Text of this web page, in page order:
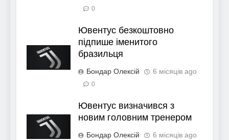
0
Ювентус безкоштовно
підпише іменитого
бразильця
Бондар Олексій 6 місяців ago
0
Ювентус визначився з
новим головним тренером
Бондар Олексій 6 місяців ago